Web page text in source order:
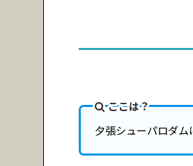
ここは？
夕張シューパロダ